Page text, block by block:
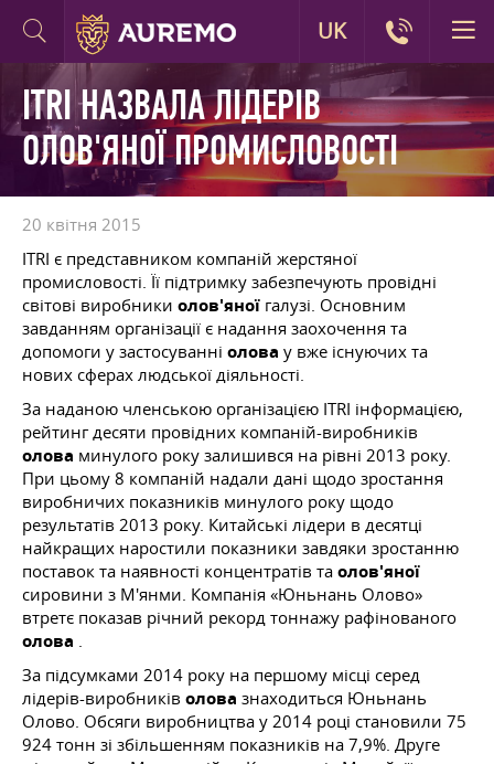
ITRI НАЗВАЛА ЛІДЕРІВ
ОЛОВ'ЯНОЇ ПРОМИСЛОВОСТІ
20 квітня 2015
ITRI є представником компаній жерстяної
промисловості. Її підтримку забезпечують провідні
світові виробники олов'яної галузі. Основним
завданням організації є надання заохочення та
допомоги у застосуванні олова у вже існуючих та
нових сферах людської діяльності.
За наданою членською організацією ITRI інформацією,
рейтинг десяти провідних компаній-виробників
олова минулого року залишився на рівні 2013 року.
При цьому 8 компаній надали дані щодо зростання
виробничих показників минулого року щодо
результатів 2013 року. Китайські лідери в десятці
найкращих наростили показники завдяки зростанню
поставок та наявності концентратів та олов'яної
сировини з М'янми. Компанія «Юньнань Олово»
втретє показав річний рекорд тоннажу рафінованого
олова .
За підсумками 2014 року на першому місці серед
лідерів-виробників олова знаходиться Юньнань
Олово. Обсяги виробництва у 2014 році становили 75
924 тонн зі збільшенням показників на 7,9%. Друге
UK